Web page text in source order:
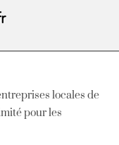
locales de
pour les